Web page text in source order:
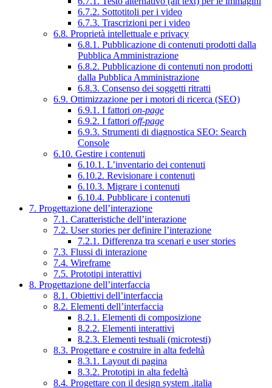
6.7.2. Sottotitoli per i video
6.7.3. Trascrizioni per i video
6.8. Proprietà intellettuale e privacy
6.8.1. Pubblicazione di contenuti prodotti dalla
Pubblica Amministrazione
6.8.2. Pubblicazione di contenuti non prodotti
dalla Pubblica Amministrazione
6.8.3. Consenso dei soggetti ritratti
6.9. Ottimizzazione per i motori di ricerca (SEO)
6.9.1. I fattori on-page
6.9.2. I fattori off-page
6.9.3. Strumenti di diagnostica SEO: Search
Console
6.10. Gestire i contenuti
6.10.1. L’inventario dei contenuti
6.10.2. Revisionare i contenuti
6.10.3. Migrare i contenuti
6.10.4. Pubblicare i contenuti
7. Progettazione dell’interazione
7.1. Caratteristiche dell’interazione
7.2. User stories per definire l’interazione
7.2.1. Differenza tra scenari e user stories
7.3. Flussi di interazione
7.4. Wireframe
7.5. Prototipi interattivi
8. Progettazione dell’interfaccia
8.1. Obiettivi dell’interfaccia
8.2. Elementi dell’interfaccia
8.2.1. Elementi di composizione
8.2.2. Elementi interattivi
8.2.3. Elementi testuali (microtesti)
8.3. Progettare e costruire in alta fedeltà
8.3.1. Layout di pagina
8.3.2. Prototipi in alta fedeltà
8.4. Progettare con il design system .italia